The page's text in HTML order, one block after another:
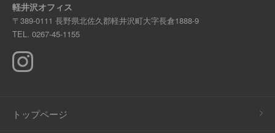
軽井沢オフィス
〒389-0111 長野県北佐久郡軽井沢町大字長倉1888-9
TEL. 0267-45-1155
トップページ